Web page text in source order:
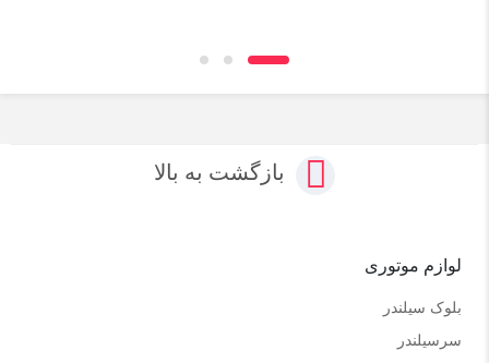
بازگشت به بالا
لوازم موتوری
بلوک سیلندر
سرسیلندر